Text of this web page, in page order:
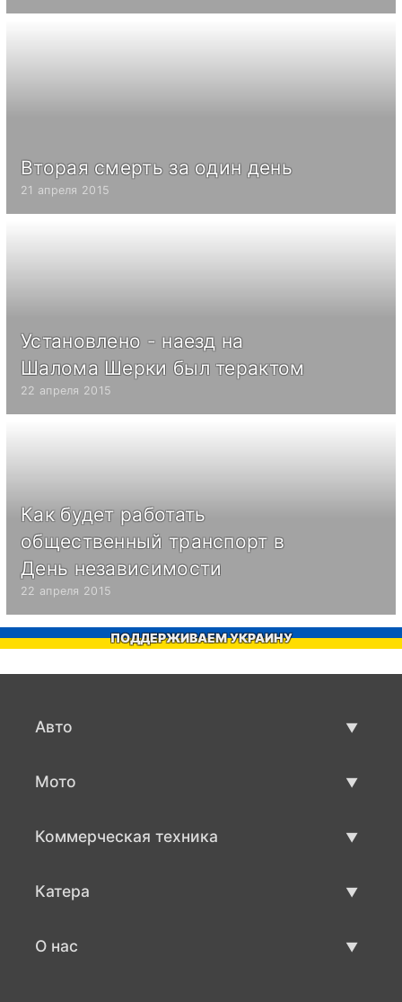
Вторая смерть за один день
21 апреля 2015
Установлено - наезд на
Шалома Шерки был терактом
22 апреля 2015
Как будет работать
общественный транспорт в
День независимости
22 апреля 2015
ПОДДЕРЖИВАЕМ УКРАИНУ
Авто
Мото
Коммерческая техника
Катера
О нас